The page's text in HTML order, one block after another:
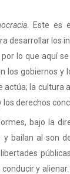
. Este es
desarrollar los
por lo que aquí
los gobiernos y
actúa; la cultura
derechos
bajo la
bailan al son
y